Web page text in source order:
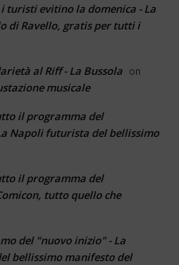
turisti evitino la domenica - La
di Ravello, gratis per tutti i
al Riff - La Bussola on
musicale
il programma del
Napoli futurista del bellissimo
il programma del
tutto quello che
del "nuovo inizio" - La
bellissimo manifesto del